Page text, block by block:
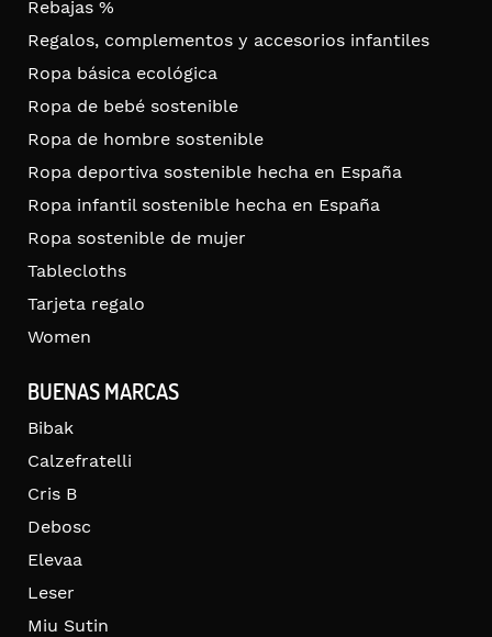
Rebajas %
Regalos, complementos y accesorios infantiles
Ropa básica ecológica
Ropa de bebé sostenible
Ropa de hombre sostenible
Ropa deportiva sostenible hecha en España
Ropa infantil sostenible hecha en España
Ropa sostenible de mujer
Tablecloths
Tarjeta regalo
Women
BUENAS MARCAS
Bibak
Calzefratelli
Cris B
Debosc
Elevaa
Leser
Miu Sutin